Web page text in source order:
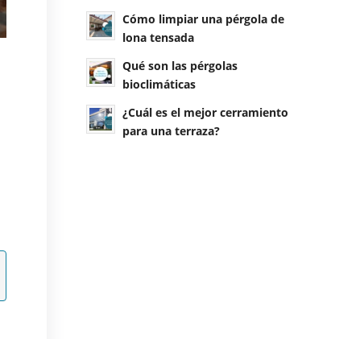
Cómo limpiar una pérgola de
lona tensada
Qué son las pérgolas
bioclimáticas
¿Cuál es el mejor cerramiento
para una terraza?